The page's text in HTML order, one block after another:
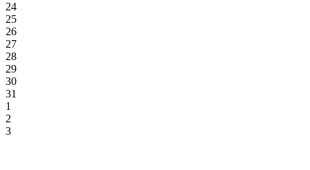
24
25
26
27
28
29
30
31
1
2
3